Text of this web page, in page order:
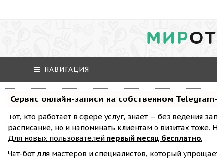
МИР
НАВИГАЦИЯ
Сервис онлайн-записи на собственном
Тот, кто работает в сфере услуг, знает — без ведения
расписание, но и напоминать клиентам о визитах
Для новых пользователей первый месяц бесплатно.
Чат-бот для мастеров и специалистов, который